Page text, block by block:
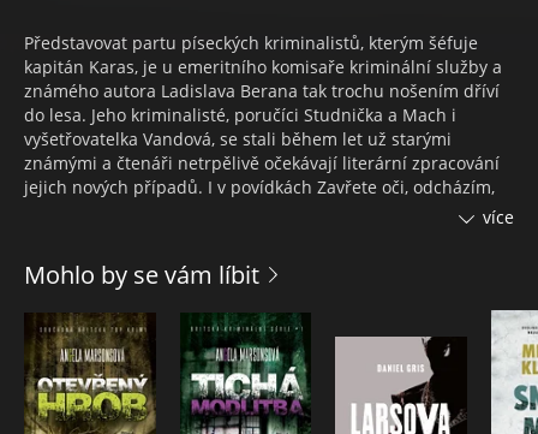
Představovat partu píseckých kriminalistů, kterým šéfuje
kapitán Karas, je u emeritního komisaře kriminální služby a
známého autora Ladislava Berana tak trochu nošením dříví
do lesa. Jeho kriminalisté, poručíci Studnička a Mach i
vyšetřovatelka Vandová, se stali během let už starými
známými a čtenáři netrpělivě očekávají literární zpracování
jejich nových případů. I v povídkách Zavřete oči, odcházím,
pánové!, Červená karta, Kalné vody zločinu, Erotoman, Geny
příběhy nepostrádají napětí ani humor.
více
Mohlo by se vám líbit